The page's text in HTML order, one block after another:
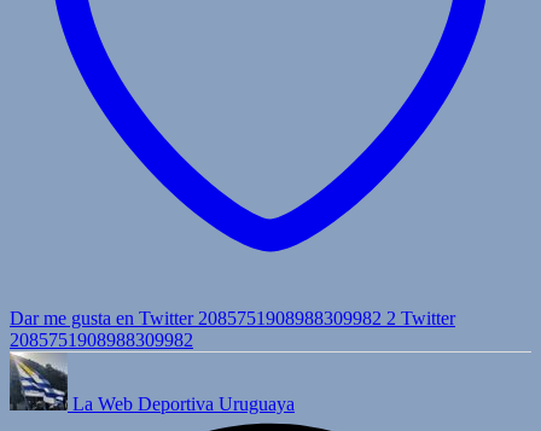
Dar me gusta en Twitter 2085751908988309982 2 Twitter
2085751908988309982
La Web Deportiva Uruguaya